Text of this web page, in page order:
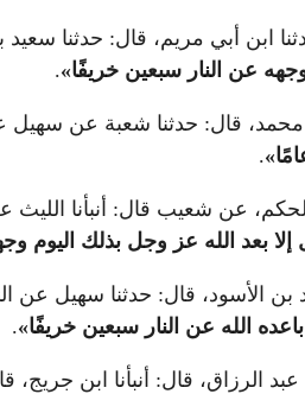
ابن أبي مريم، قال: حدثنا
عن النار سبعين خريفًا»
.
محمد، قال: حدثنا شعبة عن
»
.
الحكم، عن شعيب قال: أنبأنا
بعد الله عز وجل بذلك اليوم
بن الأسود، قال: حدثنا سهيل
الله عن النار سبعين خريفًا»
.
عبد الرزاق، قال: أنبأنا ابن